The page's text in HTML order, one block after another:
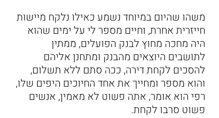
משהו שהיום במיוחד נשמע כאילו נלקח מיישות
חייזרית אחרת, וחיים מספר לי על ימים שהוא
היה מחכה מחוץ לבנק הפועלים, ממתין
לתושבים היוצאים מהבנק ומתחנן אליהם
להסכים לקחת דירה, ככה סתם ללא תשלום,
והוא מספר ומחייך את אחד החיוכים היפים שלו,
רפי הוא אומר, אתה פשוט לא מאמין, אנשים
פשוט סרבו לקחת.